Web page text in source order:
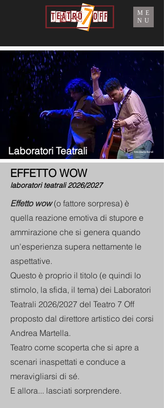
ME
NU
Laboratori Teatrali foto: Elena Burali
EFFETTO WOW
laboratori teatrali 2026/2027
Effetto wow(o fattore sorpresa) è
quella reazione emotiva di stupore e
ammirazione che si genera quando
un'esperienza supera nettamente le
aspettative.
Questo è proprio il titolo (e quindi lo
stimolo, la sfida, il tema) dei Laboratori
Teatrali 2026/2027 del Teatro 7 Off
proposto dal direttore artistico dei corsi
Andrea Martella.
Teatro come scoperta che si apre a
scenari inaspettati e conduce a
meravigliarsi di sé.
E allora... lasciati sorprendere.